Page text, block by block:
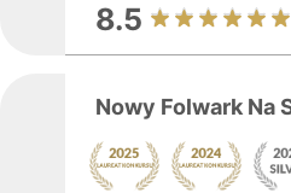
8.5
Nowy Folwark Na